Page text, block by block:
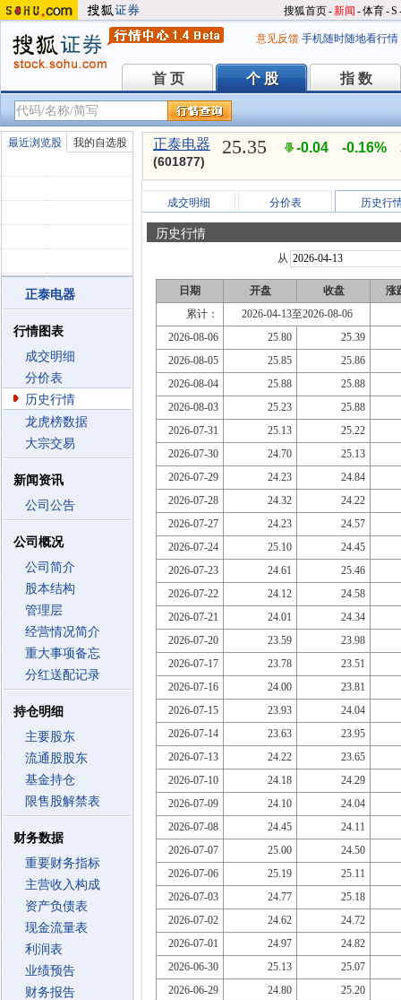
搜狐首页-新闻 -体育-S
意见反馈 手机随时随地看行情
首 页
首 页 个 股
个 股 指 数
指 数
最近浏览股 我的自选股
正泰电器
行情图表
成交明细
分价表
历史行情
龙虎榜数据
大宗交易
新闻资讯
公司公告
公司概况
公司简介
股本结构
管理层
经营情况简介
重大事项备忘
分红送配记录
持仓明细
主要股东
流通股股东
基金持仓
限售股解禁表
财务数据
重要财务指标
主营收入构成
资产负债表
现金流量表
利润表
业绩预告
财务报告
正泰电器
(601877)
25.35 -0.04 -0.16%
成交明细 分价表 历史行
历史行情
从
日期 开盘 收盘
涨
累计：
2026-04-13至2026-08-06
2026-08-06
25.80
25.39
2026-08-05
25.85
25.86
2026-08-04
25.88
25.88
2026-08-03
25.23
25.88
2026-07-31
25.13
25.22
2026-07-30
24.70
25.13
2026-07-29
24.23
24.84
2026-07-28
24.32
24.22
2026-07-27
24.23
24.57
2026-07-24
25.10
24.45
2026-07-23
24.61
25.46
2026-07-22
24.12
24.58
2026-07-21
24.01
24.34
2026-07-20
23.59
23.98
2026-07-17
23.78
23.51
2026-07-16
24.00
23.81
2026-07-15
23.93
24.04
2026-07-14
23.63
23.95
2026-07-13
24.22
23.65
2026-07-10
24.18
24.29
2026-07-09
24.10
24.04
2026-07-08
24.45
24.11
2026-07-07
25.00
24.50
2026-07-06
25.19
25.11
2026-07-03
24.77
25.18
2026-07-02
24.62
24.72
2026-07-01
24.97
24.82
2026-06-30
25.13
25.07
2026-06-29
24.80
25.20